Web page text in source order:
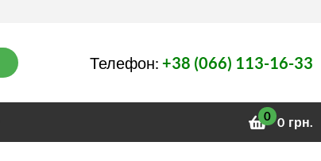
Телефон: +38 (066) 113-16-33
0 0 грн.